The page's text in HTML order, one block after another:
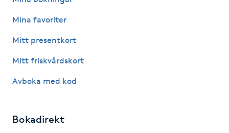
Hyaluronsyra
Hyperhidros
Mina favoriter
Mitt presentkort
Mitt friskvårdskort
Avboka med kod
Bokadirekt